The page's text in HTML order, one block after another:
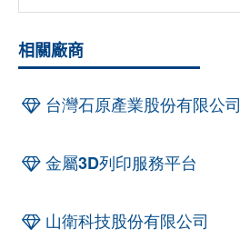
相關廠商
台灣石原產業股份有限公司
金屬3D列印服務平台
山衛科技股份有限公司